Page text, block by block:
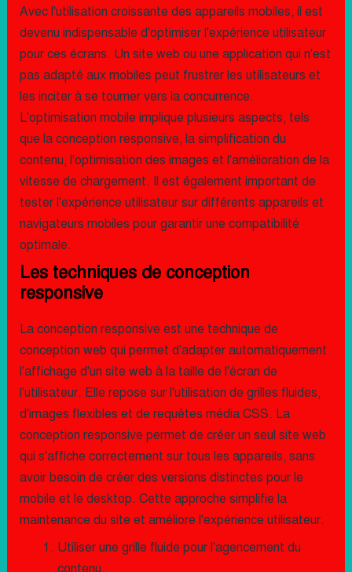
Avec l'utilisation croissante des appareils mobiles, il est
devenu indispensable d'optimiser l'expérience utilisateur
pour ces écrans. Un site web ou une application qui n'est
pas adapté aux mobiles peut frustrer les utilisateurs et
les inciter à se tourner vers la concurrence.
L'optimisation mobile implique plusieurs aspects, tels
que la conception responsive, la simplification du
contenu, l'optimisation des images et l'amélioration de la
vitesse de chargement. Il est également important de
tester l'expérience utilisateur sur différents appareils et
navigateurs mobiles pour garantir une compatibilité
optimale.
Les techniques de conception
responsive
La conception responsive est une technique de
conception web qui permet d'adapter automatiquement
l'affichage d'un site web à la taille de l'écran de
l'utilisateur. Elle repose sur l'utilisation de grilles fluides,
d'images flexibles et de requêtes média CSS. La
conception responsive permet de créer un seul site web
qui s'affiche correctement sur tous les appareils, sans
avoir besoin de créer des versions distinctes pour le
mobile et le desktop. Cette approche simplifie la
maintenance du site et améliore l'expérience utilisateur.
Utiliser une grille fluide pour l'agencement du
contenu.